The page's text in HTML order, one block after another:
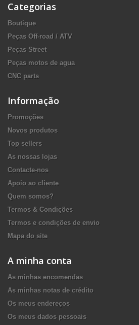
Categorias
Boutique
Peças Off-road / ATV
Peças Street
Peças motos de agua
CNC parts
Informação
Promoções
Novos produtos
Top sellers
As nossas lojas
Contacte-nos
Apoio ao cliente
Quem somos?
Termos & Condições
Termos e condições de envio
Mapa do site
A minha conta
As minhas encomendas
As minhas notas de crédito
Os meus endereços
Os meus dados pessoais